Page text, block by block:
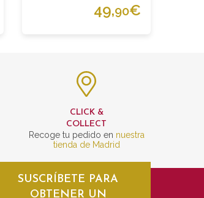
49,90€
CLICK &
COLLECT
Recoge tu pedido en nuestra
tienda de Madrid
SUSCRÍBETE PARA
OBTENER UN